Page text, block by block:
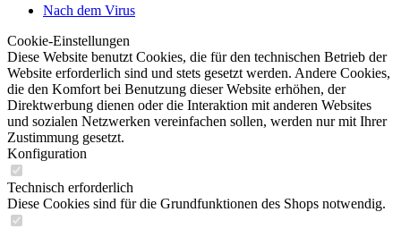
Nach dem Virus
Cookie-Einstellungen
Diese Website benutzt Cookies, die für den technischen Betrieb der
Website erforderlich sind und stets gesetzt werden. Andere Cookies,
die den Komfort bei Benutzung dieser Website erhöhen, der
Direktwerbung dienen oder die Interaktion mit anderen Websites
und sozialen Netzwerken vereinfachen sollen, werden nur mit Ihrer
Zustimmung gesetzt.
Konfiguration
Technisch erforderlich
Diese Cookies sind für die Grundfunktionen des Shops notwendig.